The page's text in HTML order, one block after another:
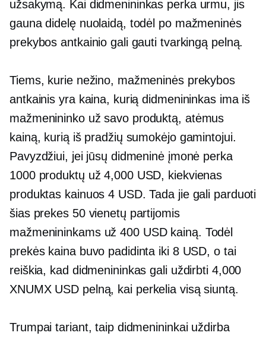
užsakymą. Kai didmenininkas perka urmu, jis
gauna didelę nuolaidą, todėl po mažmeninės
prekybos antkainio gali gauti tvarkingą pelną.
Tiems, kurie nežino, mažmeninės prekybos
antkainis yra kaina, kurią didmenininkas ima iš
mažmenininko už savo produktą, atėmus
kainą, kurią iš pradžių sumokėjo gamintojui.
Pavyzdžiui, jei jūsų didmeninė įmonė perka
1000 produktų už 4,000 USD, kiekvienas
produktas kainuos 4 USD. Tada jie gali parduoti
šias prekes 50 vienetų partijomis
mažmenininkams už 400 USD kainą. Todėl
prekės kaina buvo padidinta iki 8 USD, o tai
reiškia, kad didmenininkas gali uždirbti 4,000
XNUMX USD pelną, kai perkelia visą siuntą.
Trumpai tariant, taip didmenininkai uždirba